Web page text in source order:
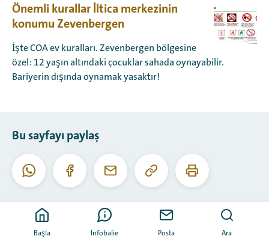
Başla Infobalie Posta Ara
Önemli kurallar İltica merkezinin
konumu Zevenbergen
İşte COA ev kuralları. Zevenbergen bölgesine
özel: 12 yaşın altındaki çocuklar sahada oynayabilir.
Bariyerin dışında oynamak yasaktır!
Bu sayfayı paylaş
WhatsappFacebookE-
Bu
URL'yi
Bu
sayfayı